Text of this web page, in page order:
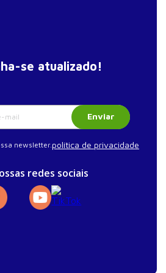
se atualizado!
Enviar
newsletter. política de privacidade
redes sociais